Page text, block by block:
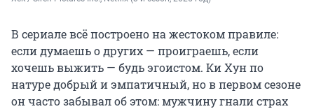
В сериале всё построено на жестоком правиле:
если думаешь о других — проиграешь, если
хочешь выжить — будь эгоистом. Ки Хун по
натуре добрый и эмпатичный, но в первом сезоне
он часто забывал об этом: мужчину гнали страх